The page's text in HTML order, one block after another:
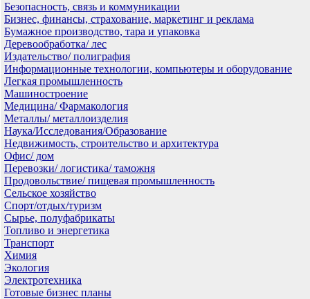
Безопасность, связь и коммуникации
Бизнес, финансы, страхование, маркетинг и реклама
Бумажное производство, тара и упаковка
Деревообработка/ лес
Издательство/ полиграфия
Информационные технологии, компьютеры и оборудование
Легкая промышленность
Машиностроение
Медицина/ Фармакология
Металлы/ металлоизделия
Наука/Исследования/Образование
Недвижимость, строительство и архитектура
Офис/ дом
Перевозки/ логистика/ таможня
Продовольствие/ пищевая промышленность
Сельское хозяйство
Спорт/отдых/туризм
Сырье, полуфабрикаты
Топливо и энергетика
Транспорт
Химия
Экология
Электротехника
Готовые бизнес планы